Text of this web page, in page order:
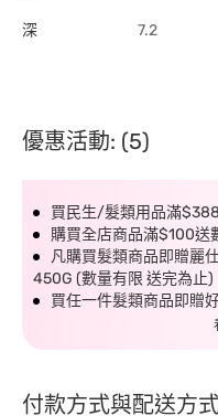
深 7.2
優惠活動: (5)
買民生/髮類用品滿
購買全店商品滿$100送
凡購買髮類商品即贈麗
450G (數量有限 送完為止)
買任一件髮類商品即贈
付款方式與配送方